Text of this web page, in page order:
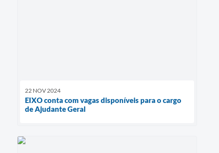
22 NOV 2024
EIXO conta com vagas disponíveis para o cargo
de Ajudante Geral